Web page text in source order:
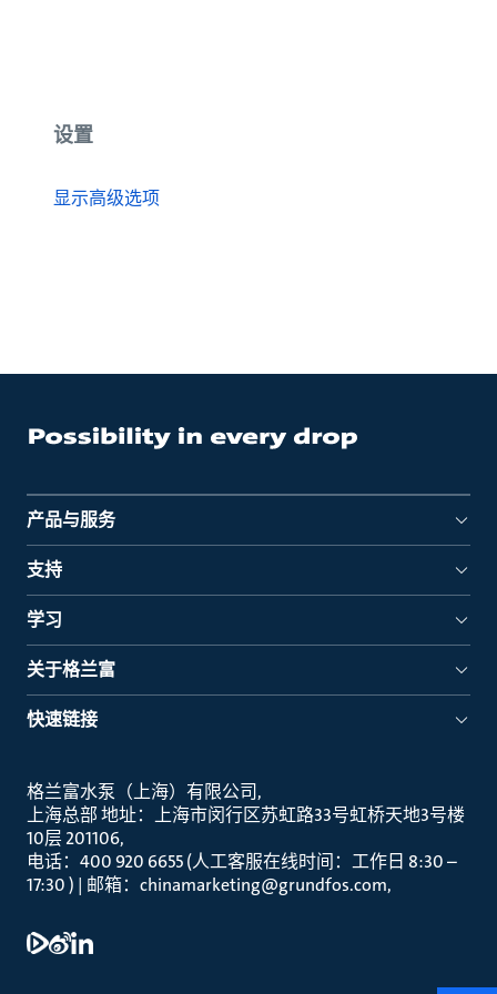
设置
显示高级选项
产品与服务
支持
学习
关于格兰富
快速链接
格兰富水泵（上海）有限公司
上海总部 地址：上海市闵行区苏虹路33号虹桥天地3号楼
10层 201106
电话：400 920 6655 (人工客服在线时间：工作日 8:30 –
17:30 ) | 邮箱：chinamarketing@grundfos.com